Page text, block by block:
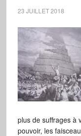
23 JUILLET 2018
plus de suffrages à
pouvoir, les